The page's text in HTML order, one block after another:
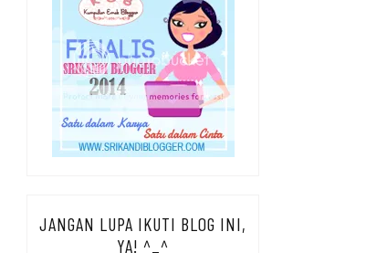
JANGAN LUPA IKUTI BLOG INI,
YA! ^_^